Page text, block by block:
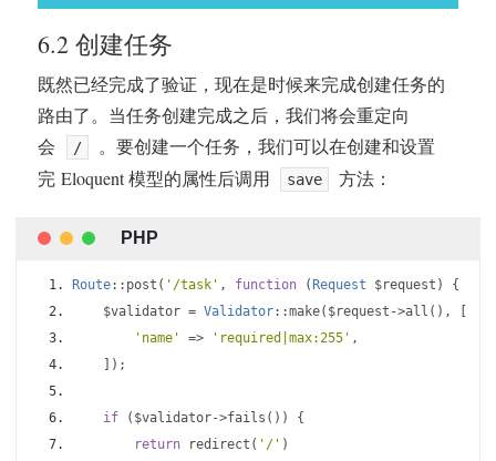
6.2 创建任务
既然已经完成了验证，现在是时候来完成创建任务的
路由了。当任务创建完成之后，我们将会重定向
会
/
。要创建一个任务，我们可以在创建和设置
完 Eloquent 模型的属性后调用
save 方法：
Route:: post ( '/task' , function ( Request $request )
{
    $validator
= Validator::make( $request ->all (),
'name'
=> 'required|max:255' ,
]);
if ( $validator->fails ())
{
return redirect ( '/' )